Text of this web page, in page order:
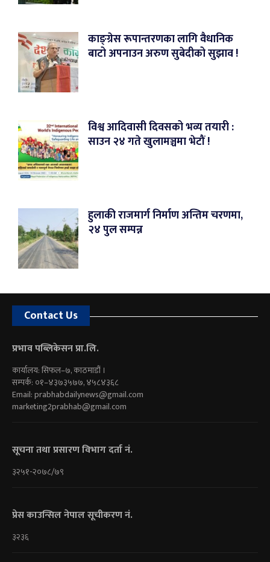
काङ्ग्रेस रूपान्तरणका लागि वैधानिक
बाटो अपनाउन अरुण सुबेदीको सुझाव !
विश्व आदिवासी दिवसको भव्य तयारी :
साउन २४ गते खुलामञ्चमा भेटौं !
हुलाकी राजमार्ग निर्माण अन्तिम चरणमा,
२४ पुल सम्पन्न
Contact Us
प्रभाव पब्लिकेसन प्रा.लि.
कार्यालय: सिफल–७, काठमाडौं ।
सम्पर्क: ०१–४३७३५७७, ४५८४३६८
Email:prabhabdailynews@gmail.com
marketing2prabhab@gmail.com
सूचना तथा प्रसारण विभाग दर्ता नं.
३२५१-२०७८/७९
प्रेस काउन्सिल नेपाल सूचीकरण नं.
३२३६